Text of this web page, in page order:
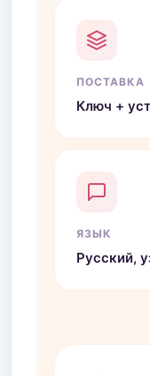
ПОСТАВКА
Ключ +
ЯЗЫК
Русский,